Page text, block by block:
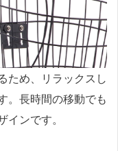
ため、リラックスし
。長時間の移動でも
ンです。